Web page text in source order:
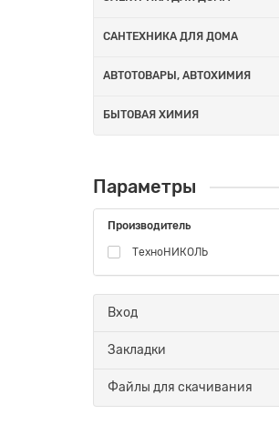
САНТЕХНИКА ДЛЯ ДОМА
АВТОТОВАРЫ, АВТОХИМИЯ
БЫТОВАЯ ХИМИЯ
Параметры
Производитель
ТехноНИКОЛЬ
Вход
Закладки
Файлы для скачивания